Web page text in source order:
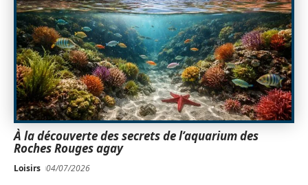
À la découverte des secrets de l’aquarium des
Roches Rouges agay
Loisirs 04/07/2026